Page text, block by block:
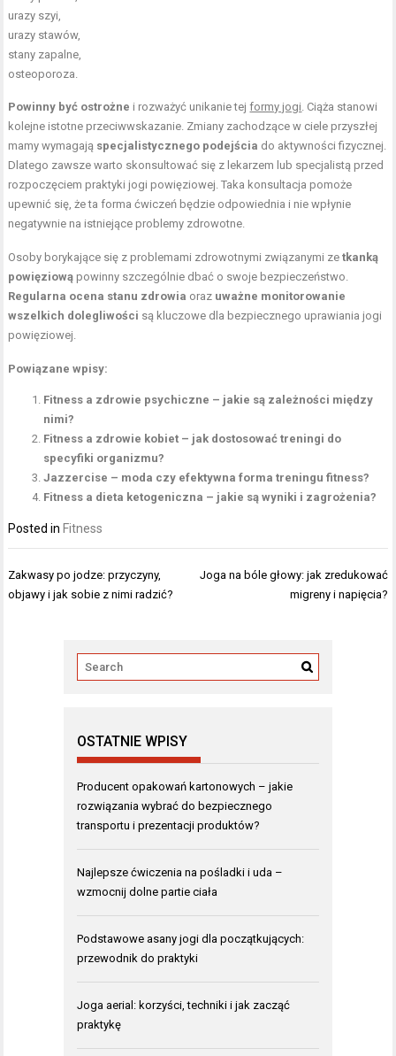
urazy szyi,
urazy stawów,
stany zapalne,
osteoporoza.
Powinny być ostrożne i rozważyć unikanie tejformy jogi . Ciąża stanowi
kolejne istotne przeciwwskazanie. Zmiany zachodzące w ciele przyszłej
mamy wymagają specjalistycznego podejścia do aktywności fizycznej.
Dlatego zawsze warto skonsultować się z lekarzem lub specjalistą przed
rozpoczęciem praktyki jogi powięziowej. Taka konsultacja pomoże
upewnić się, że ta forma ćwiczeń będzie odpowiednia i nie wpłynie
negatywnie na istniejące problemy zdrowotne.
Osoby borykające się z problemami zdrowotnymi związanymi zetkanką
powięziową powinny szczególnie dbać o swoje bezpieczeństwo.
Regularna ocena stanu zdrowia oraz uważne monitorowanie
wszelkich dolegliwości są kluczowe dla bezpiecznego uprawiania jogi
powięziowej.
Powiązane wpisy:
Fitness a zdrowie psychiczne – jakie są zależności między
nimi?
Fitness a zdrowie kobiet – jak dostosować treningi do
specyfiki organizmu?
Jazzercise – moda czy efektywna forma treningu fitness?
Fitness a dieta ketogeniczna – jakie są wyniki i zagrożenia?
Posted in Fitness
Nawigacja
wpisu
Zakwasy po jodze: przyczyny,
objawy i jak sobie z nimi radzić?
Joga na bóle głowy: jak zredukować
migreny i napięcia?
OSTATNIE WPISY
Producent opakowań kartonowych – jakie
rozwiązania wybrać do bezpiecznego
transportu i prezentacji produktów?
Najlepsze ćwiczenia na pośladki i uda –
wzmocnij dolne partie ciała
Podstawowe asany jogi dla początkujących:
przewodnik do praktyki
Joga aerial: korzyści, techniki i jak zacząć
praktykę